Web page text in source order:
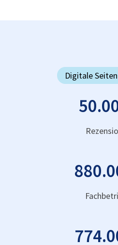
Digitale